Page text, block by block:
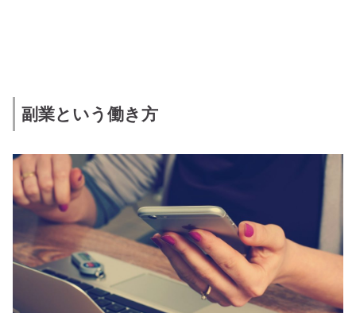
副業という働き方